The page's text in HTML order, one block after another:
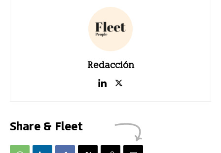
Redacción
Share & Fleet